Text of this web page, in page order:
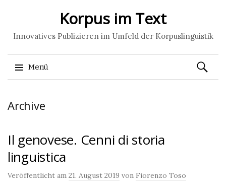
Korpus im Text
Innovatives Publizieren im Umfeld der Korpuslinguistik
Menü
zum
Suchen
nach:
Archive
Il genovese. Cenni di storia
linguistica
Veröffentlicht am 21. August 2019 von Fiorenzo Toso